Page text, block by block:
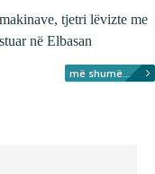
tjetri lëvizte me
në Elbasan
më shumë...